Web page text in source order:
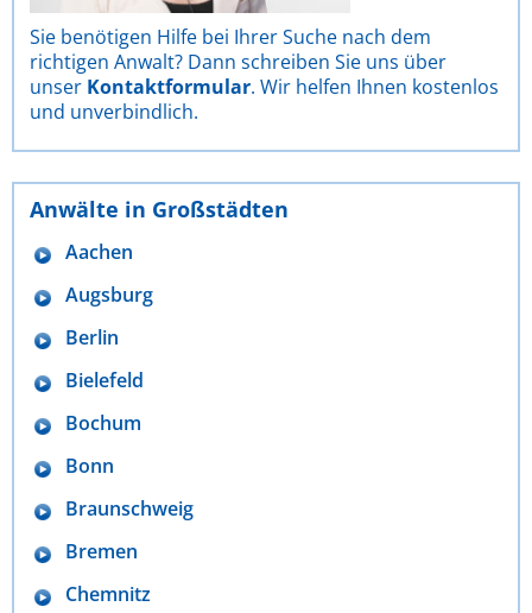
Sie benötigen Hilfe bei Ihrer Suche nach dem
richtigen Anwalt? Dann schreiben Sie uns über
unser Kontaktformular. Wir helfen Ihnen kostenlos
und unverbindlich.
Anwälte in Großstädten
Aachen
Augsburg
Berlin
Bielefeld
Bochum
Bonn
Braunschweig
Bremen
Chemnitz